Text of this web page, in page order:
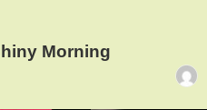
Morning